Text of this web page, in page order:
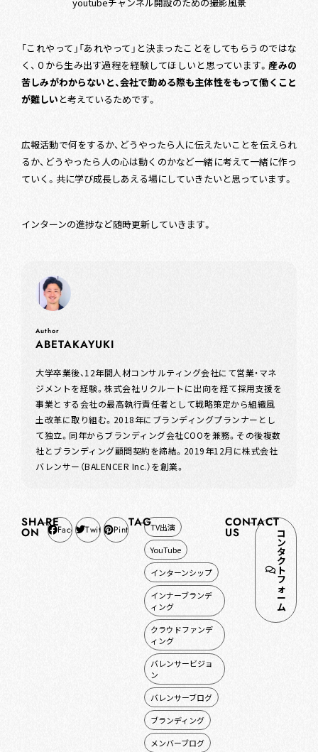
SHARE
ON FacebookTwitterPinterest
TAGTV出演
YouTube
インターンシップ
インナーブランデ
ィング
クラウドファンデ
ィング
バレンサービジョ
ン
バレンサーブログ
ブランディング
メンバーブログ
CONTACT
US コ
ン
タ
ク
ト
フ
ォ
ー
ム
「これやって」「あれやって」と決まったことをしてもらうのではな
く、０から生み出す過程を経験してほしいと思っています。産みの
苦しみがわからないと、会社で勤める際も主体性をもって働くこと
が難しい と考えているためです。
広報活動で何をするか、どうやったら人に伝えたいことを伝えられ
るか、どうやったら人の心は動くのかなど一緒に考えて一緒に作っ
ていく。共に学び成長しあえる場にしていきたいと思っています。
インターンの進捗など随時更新していきます。
ABETAKAYUKI
大学卒業後、12年間人材コンサルティング会社にて営業・マネ
ジメントを経験。株式会社リクルートに出向を経て採用支援を
事業とする会社の最高執行責任者として戦略策定から組織風
土改革に取り組む。2018年にブランディングプランナーとし
て独立。同年からブランディング会社COOを兼務。その後複数
社とブランディング顧問契約を締結。2019年12月に株式会社
バレンサー（BALENCER Inc.）を創業。